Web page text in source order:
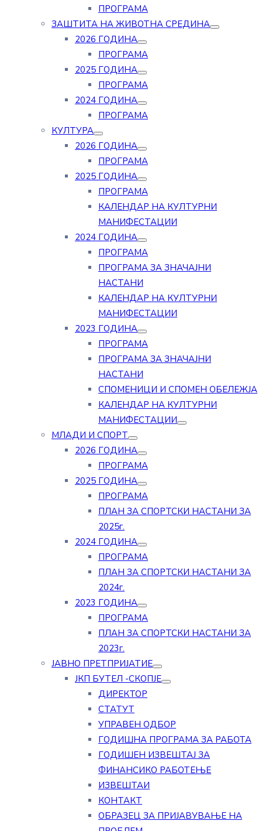
ПРОГРАМА
ЗАШТИТА НА ЖИВОТНА СРЕДИНА
2026 ГОДИНА
ПРОГРАМА
2025 ГОДИНА
ПРОГРАМА
2024 ГОДИНА
ПРОГРАМА
КУЛТУРА
2026 ГОДИНА
ПРОГРАМА
2025 ГОДИНА
ПРОГРАМА
КАЛЕНДАР НА КУЛТУРНИ
МАНИФЕСТАЦИИ
2024 ГОДИНА
ПРОГРАМА
ПРОГРАМА ЗА ЗНАЧАЈНИ
НАСТАНИ
КАЛЕНДАР НА КУЛТУРНИ
МАНИФЕСТАЦИИ
2023 ГОДИНА
ПРОГРАМА
ПРОГРАМА ЗА ЗНАЧАЈНИ
НАСТАНИ
СПОМЕНИЦИ И СПОМЕН ОБЕЛЕЖЈА
КАЛЕНДАР НА КУЛТУРНИ
МАНИФЕСТАЦИИ
МЛАДИ И СПОРТ
2026 ГОДИНА
ПРОГРАМА
2025 ГОДИНА
ПРОГРАМА
ПЛАН ЗА СПОРТСКИ НАСТАНИ ЗА
2025г.
2024 ГОДИНА
ПРОГРАМА
ПЛАН ЗА СПОРТСКИ НАСТАНИ ЗА
2024г.
2023 ГОДИНА
ПРОГРАМА
ПЛАН ЗА СПОРТСКИ НАСТАНИ ЗА
2023г.
ЈАВНО ПРЕТПРИЈАТИЕ
ЈКП БУТЕЛ -СКОПЈЕ
ДИРЕКТОР
СТАТУТ
УПРАВЕН ОДБОР
ГОДИШНА ПРОГРАМА ЗА РАБОТА
ГОДИШЕН ИЗВЕШТАЈ ЗА
ФИНАНСИКО РАБОТЕЊЕ
ИЗВЕШТАИ
КОНТАКТ
ОБРАЗЕЦ ЗА ПРИЈАВУВАЊЕ НА